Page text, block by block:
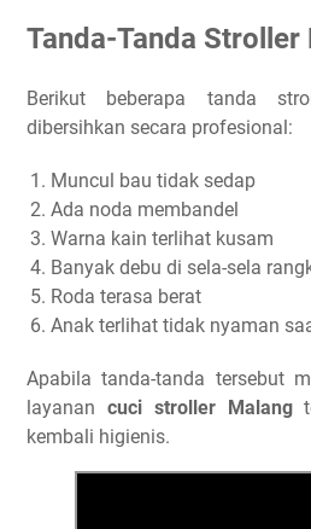
Tanda-Tanda Stroller
Berikut beberapa tanda
dibersihkan secara profesional:
Muncul bau tidak sedap
Ada noda membandel
Warna kain terlihat kusam
Banyak debu di sela-sela
Roda terasa berat
Anak terlihat tidak nyaman
Apabila tanda-tanda tersebut
layanan cuci stroller Malang
kembali higienis.